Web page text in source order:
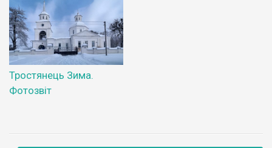
Тростянець Зима.
Фотозвіт